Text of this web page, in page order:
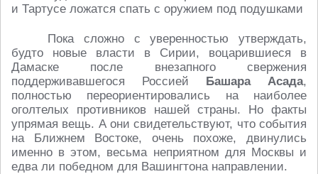
Пока сложно с уверенностью утверждать,
будто новые власти в Сирии, воцарившиеся в
Дамаске после внезапного свержения
поддерживавшегося Россией Башара Асада,
полностью переориентировались на наиболее
оголтелых противников нашей страны. Но факты
упрямая вещь. А они свидетельствуют, что события
на Ближнем Востоке, очень похоже, двинулись
именно в этом, весьма неприятном для Москвы и
едва ли победном для Вашингтона направлении.